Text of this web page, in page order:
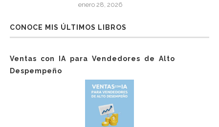
enero 28, 2026
CONOCE MIS ÚLTIMOS LIBROS
Ventas con IA para Vendedores de Alto
Despempeño